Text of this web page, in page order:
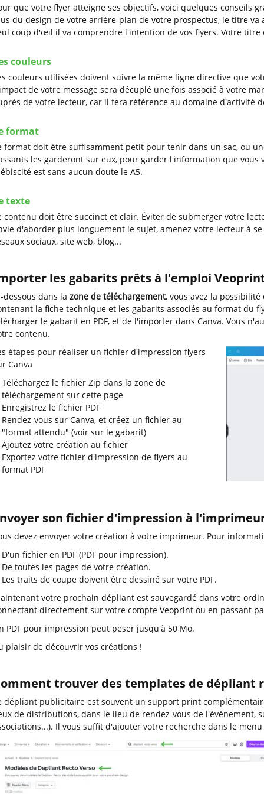
que votre flyer atteigne ses objectifs, voici quelques conseils
du design de votre arrière-plan de votre prospectus, le titre
coup d'œil il va comprendre l'intention de vos flyers. Votre
couleurs
couleurs utilisées doivent suivre la même ligne directive que
de votre message sera décuplé une fois associé à votre
de votre lecteur, car il fera référence au domaine d'activité
format
format doit être suffisamment petit pour tenir dans un sac, ou
les garderont sur eux, pour garder l'information que vous
est sans aucun doute le A5.
texte
contenu doit être succinct et clair. Éviter de submerger votre
d'aborder plus longuement le sujet, amenez votre lecteur à
sociaux, site web, blog...
les gabarits prêts à l'emploi
dessous dans lazone de téléchargement, vous avez la
lafiche technique et les gabarits associés au format du
le gabarit en PDF, et de l'importer dans Canva. Vous
contenu.
étapes pour réaliser un fichier d'impression flyers
Canva
Téléchargez le fichier Zip dans la zone de
téléchargement sur cette page
Enregistrez le fichier PDF
Rendez-vous sur Canva, et créez un fichier au
"format attendu" (voir sur le gabarit)
Ajoutez votre création au fichier
Exportez votre fichier d'impression de flyers au
format PDF
son fichier d'impression à
devez envoyer votre création à votre imprimeur. Pour
D'un fichier en PDF (PDF pour impression).
De toutes les pages de votre création.
Les traits de coupe doivent être dessiné sur votre PDF.
votre prochain dépliant est sauvegardé dans votre
directement sur votre compte Veoprint ou en passant
PDF pour impression peut peser jusqu'à 50 Mo.
plaisir de découvrir vos créations !
trouver des templates de dépliant
dépliant publicitaire est souvent un support print
de distributions, dans le lieu de rendez-vous de l'évènement,
Il vous suffit d'ajouter votre recherche dans le